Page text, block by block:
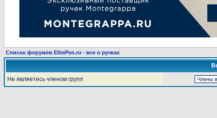
Список форумов ElitePen.ru - все о ручках
Не являетесь членом групп